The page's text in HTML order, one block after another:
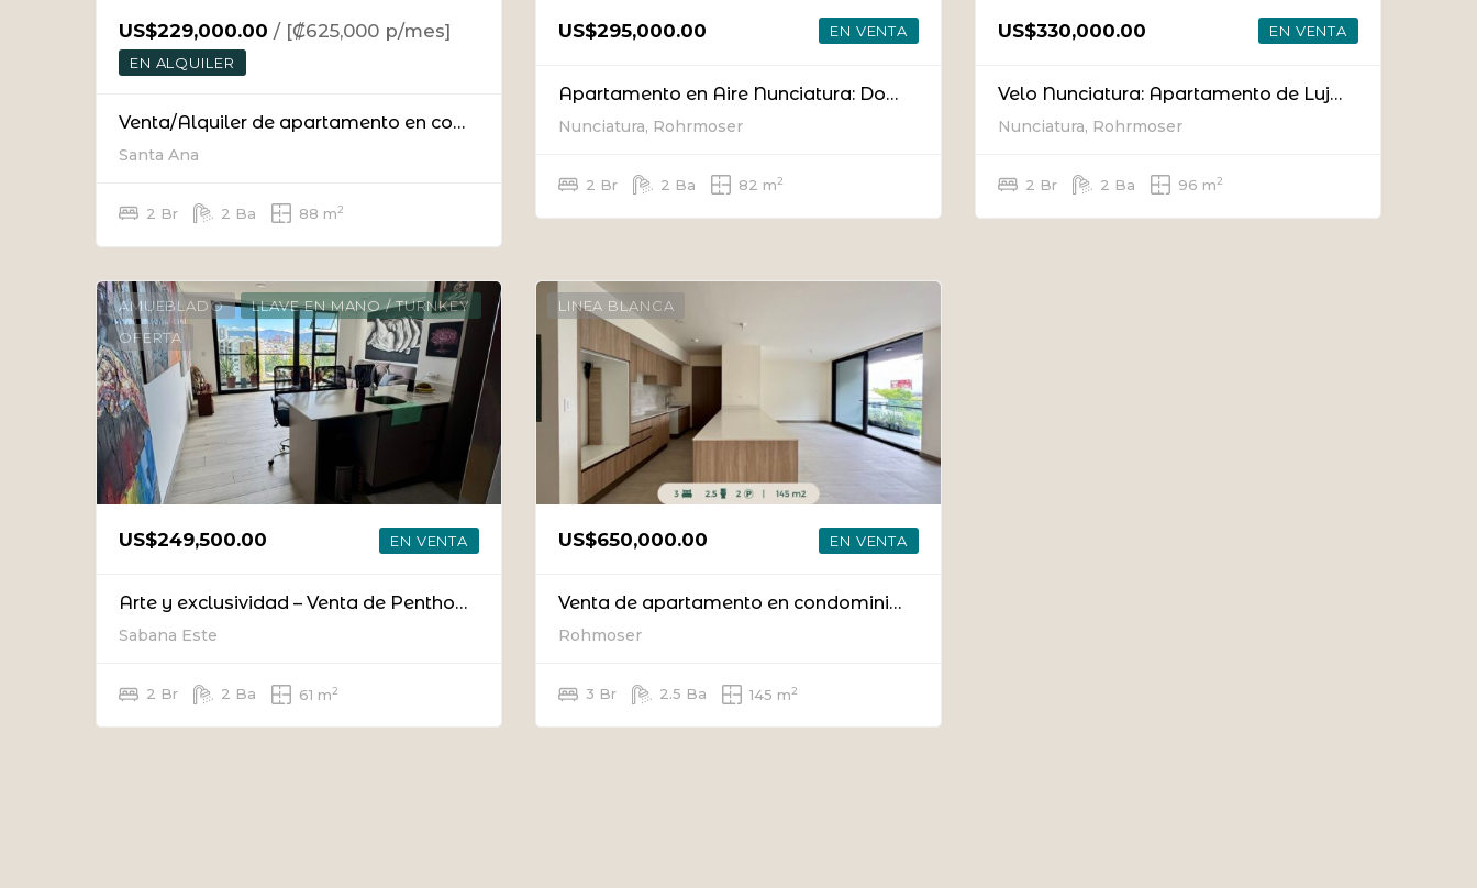
US$229,000.00 / [₡625,000 p/mes]
EN ALQUILER
Venta/Alquiler de apartamento en condominio en Pozos de Santa Ana
Santa Ana
2 Br 2 Ba 88 m2
US$295,000.00 EN VENTA
Apartamento en Aire Nunciatura: Doble Balcón y Vistas Panorámicas en el Piso 18
Nunciatura, Rohrmoser
2 Br 2 Ba 82 m2
US$330,000.00 EN VENTA
Velo Nunciatura: Apartamento de Lujo con Diseño Sostenible y Vistas en el Piso 14
Nunciatura, Rohrmoser
2 Br 2 Ba 96 m2
AMUEBLADO
LLAVE EN MANO / TURNKEY
OFERTA
US$249,500.00 EN VENTA
Arte y exclusividad – Venta de Penthouse amueblado en Nucleo Sabana
Sabana Este
2 Br 2 Ba 61 m2
LINEA BLANCA
US$650,000.00 EN VENTA
Venta de apartamento en condominio en Rohrmoser
Rohmoser
3 Br 2.5 Ba 145 m2